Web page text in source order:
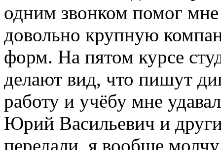
одним звонком помог мне
довольно крупную
форм. На пятом курсе
делают вид, что пишут
работу и учёбу мне
Юрий Васильевич и
передали, я вообще